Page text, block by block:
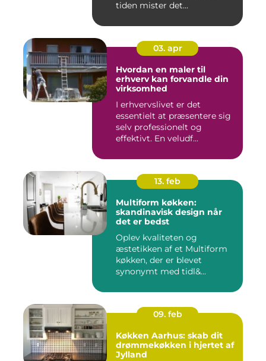
tiden mister det...
03. apr
Hvordan en maler til
erhverv kan forvandle din
virksomhed
I erhvervslivet er det
essentielt at præsentere sig
selv professionelt og
effektivt. En veludf...
13. feb
Multiform køkken:
skandinavisk design når
det er bedst
Oplev kvaliteten og
æstetikken af et Multiform
køkken, der er blevet
synonymt med tidl&...
09. feb
Køkken Aarhus: skab dit
drømmekøkken i hjertet af
Jylland